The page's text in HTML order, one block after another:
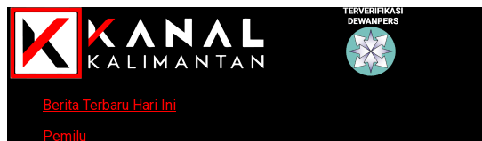
Berita Terbaru Hari Ini
Pemilu